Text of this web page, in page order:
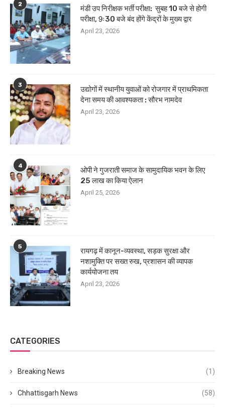
2
मंडी उप निरीक्षक भर्ती परीक्षा: सुबह 10 बजे से होगी
परीक्षा, 9ः30 बजे बंद होंगे केंद्रों के मुख्य द्वार
April 23, 2026
3
उद्योगों में स्थानीय युवाओं को रोजगार में प्राथमिकता
देना समय की आवश्यकता : सौरभ नामदेव
April 23, 2026
4
ओपी ने गुजराती समाज के सामुदायिक भवन के लिए
25 लाख का किया ऐलान
April 25, 2026
5
रायगढ़ में कानून-व्यवस्था, सड़क सुरक्षा और
नशामुक्ति पर सख्त रुख, प्रशासन की व्यापक
कार्ययोजना तय
April 23, 2026
CATEGORIES
Breaking News (1)
Chhattisgarh News (58)